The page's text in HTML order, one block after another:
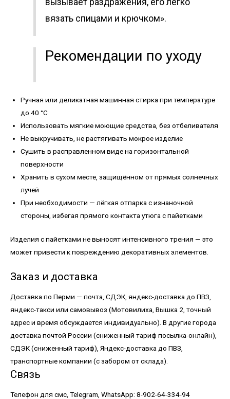
вязать спицами и крючком».
Рекомендации по уходу
Ручная или деликатная машинная стирка при температуре
до 40 °C
Использовать мягкие моющие средства, без отбеливателя
Не выкручивать, не растягивать мокрое изделие
Сушить в расправленном виде на горизонтальной
поверхности
Хранить в сухом месте, защищённом от прямых солнечных
лучей
При необходимости — лёгкая отпарка с изнаночной
стороны, избегая прямого контакта утюга с пайетками
Изделия с пайетками не выносят интенсивного трения — это
может привести к повреждению декоративных элементов.
Заказ и доставка
Доставка по Перми — почта, СДЭК, яндекс-доставка до ПВЗ,
яндекс-такси или самовывоз (Мотовилиха, Вышка 2, точный
адрес и время обсуждается индивидуально). В другие города
доставка почтой России (сниженный тариф посылка-онлайн),
СДЭК (сниженный тариф), Яндекс-доставка до ПВЗ,
транспортные компании (с забором от склада).
Связь
Телефон для смс, Telegram, WhatsApp: 8-902-64-334-94